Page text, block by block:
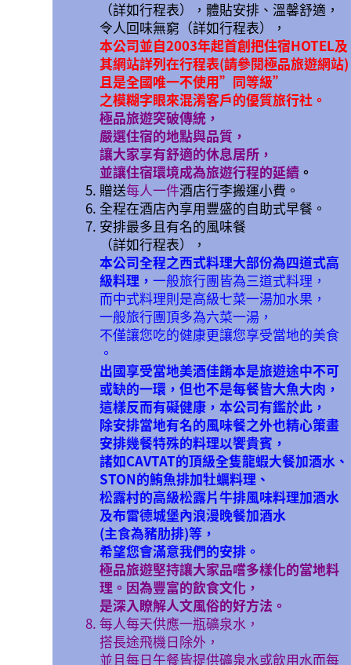
（詳如行程表），體貼安排、溫馨舒適，
令人回味無窮（詳如行程表），
本公司並自2003年起首創把住宿HOTEL及
其網站詳列在行程表(請參閱極品旅遊網站)
且是全國唯一不使用”同等級”
之模糊字眼來混淆客戶的優質旅行社。
極品旅遊突破傳統，
嚴選住宿的地點與品質，
讓大家享有舒適的休息居所，
並讓住宿環境成為旅遊行程的延續 。
贈送每人一件酒店行李搬運小費。
全程在酒店內享用豐盛的自助式早餐。
安排最多且有名的風味餐
（詳如行程表），
本公司全程之西式料理大部份為四道式高
級料理，一般旅行團皆為三道式料理，
而中式料理則是高級七菜一湯加水果，
一般旅行團頂多為六菜一湯，
不僅讓您吃的健康更讓您享受當地的美食
。
出國享受當地美酒佳餚本是旅遊途中不可
或缺的一環，但也不是每餐皆大魚大肉，
這樣反而有礙健康，本公司有鑑於此，
除安排當地有名的風味餐之外也精心策畫
安排幾餐特殊的料理以饗貴賓，
諸如CAVTAT的頂級全隻龍蝦大餐加酒水、
STON的鮪魚排加牡蠣料理、
松露村的高級松露片牛排風味料理加酒水
及布雷德城堡內浪漫晚餐加酒水
(主食為豬肋排)等，
希望您會滿意我們的安排。
極品旅遊堅持讓大家品嚐多樣化的當地料
理。因為豐富的飲食文化，
是深入瞭解人文風俗的好方法。
每人每天供應一瓶礦泉水，
搭長途飛機日除外，
並且每日午餐皆提供礦泉水或飲用水而每